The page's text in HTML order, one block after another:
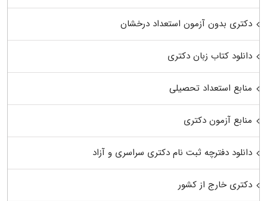
دکتری بدون آزمون استعداد درخشان
دانلود کتاب زبان دکتری
منابع استعداد تحصیلی
منابع آزمون دکتری
دانلود دفترچه ثبت نام دکتری سراسری و آزاد
دکتری خارج از کشور